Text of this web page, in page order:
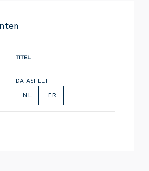
TITEL
DATASHEET
NL FR